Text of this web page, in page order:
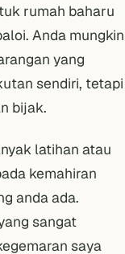
rumah baharu
Anda mungkin
yang
sendiri, tetapi
bijak.
latihan atau
kemahiran
anda ada.
sangat
saya